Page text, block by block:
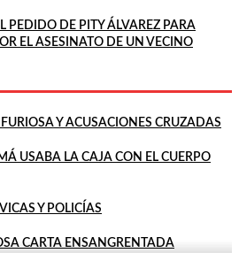
PEDIDO DE PITY ÁLVAREZ PARA
EL ASESINATO DE UN VECINO
Y ACUSACIONES CRUZADAS
USABA LA CAJA CON EL CUERPO
Y POLICÍAS
CARTA ENSANGRENTADA